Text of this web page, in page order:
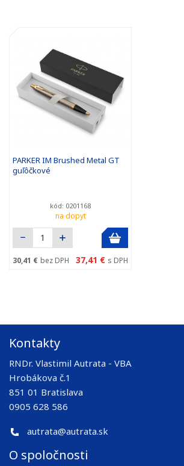
PARKER IM Brushed Metal GT
guľôčkové
kód: 0201168
na dopyt
30,41 € bez DPH 37,41 € s DPH
Kontakty
RNDr. Vlastimil Autrata - VBA
Hrobákova č.1
851 01 Bratislava
0905 628 586
autrata@autrata.sk
O spoločnosti